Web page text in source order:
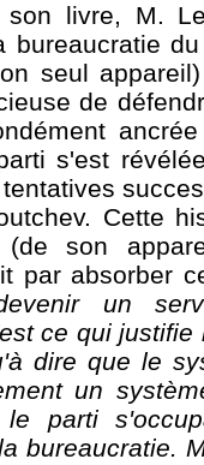
livre, M.
bureaucratie
seul
de
s'est
Cette
son
par absorber
un
ce qui
dire que le
un
le parti
bureaucratie.